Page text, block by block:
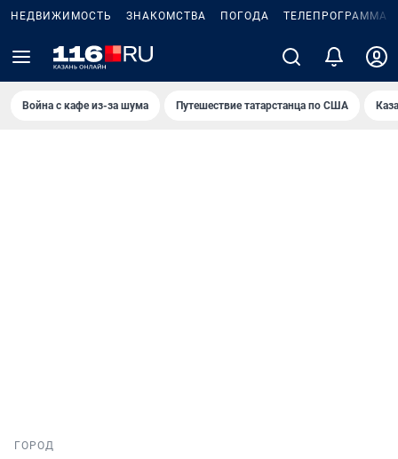
НЕДВИЖИМОСТЬ ЗНАКОМСТВА ПОГОДА ТЕЛЕПРОГРАММА
Война с кафе из-за шума Путешествие татарстанца по США
ГОРОД